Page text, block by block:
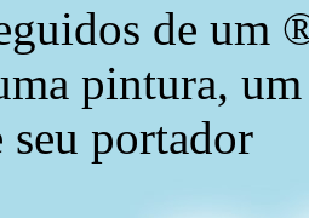
de um
pintura,
seu portador